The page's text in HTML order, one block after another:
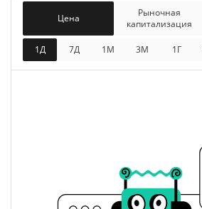
Разбавленная рыночная
капитализация
открытия / закрытия
Цена
Рыночная
капитализация
1Д 7Д 1М 3M 1Г